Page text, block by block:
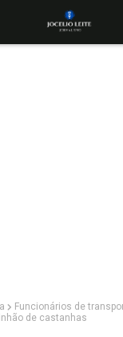
Funcionários de
de castanhas